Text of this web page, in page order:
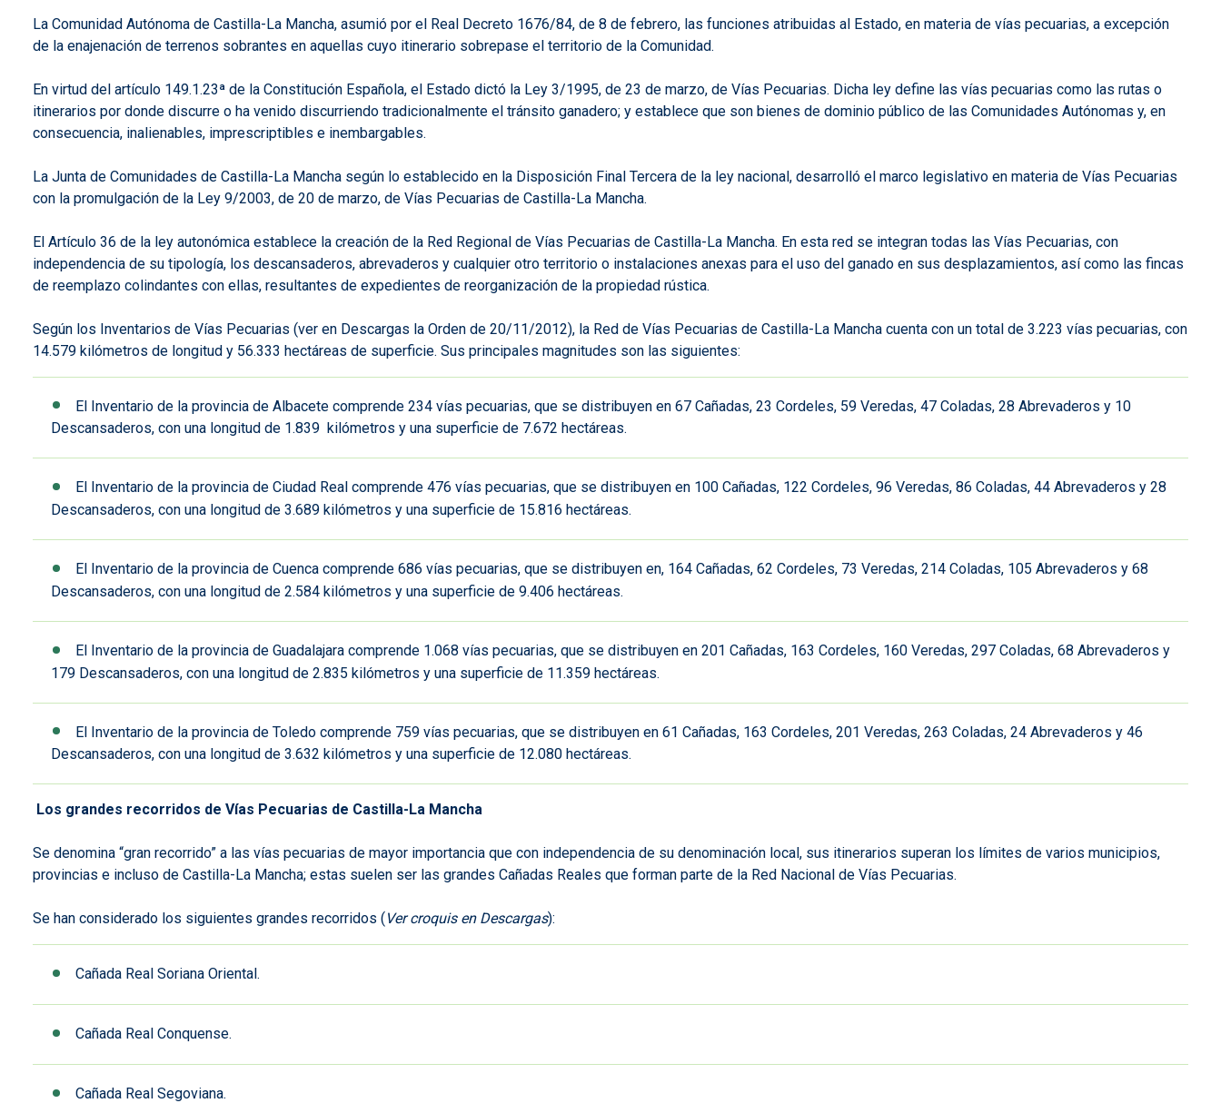
La Comunidad Autónoma de Castilla-La Mancha, asumió por el Real Decreto 1676/84, de 8 de febrero, las funciones atribuidas al Estado, en materia de vías pecuarias, a excepción
de la enajenación de terrenos sobrantes en aquellas cuyo itinerario sobrepase el territorio de la Comunidad.
En virtud del artículo 149.1.23ª de la Constitución Española, el Estado dictó la Ley 3/1995, de 23 de marzo, de Vías Pecuarias. Dicha ley define las vías pecuarias como las rutas o
itinerarios por donde discurre o ha venido discurriendo tradicionalmente el tránsito ganadero; y establece que son bienes de dominio público de las Comunidades Autónomas y, en
consecuencia, inalienables, imprescriptibles e inembargables.
La Junta de Comunidades de Castilla-La Mancha según lo establecido en la Disposición Final Tercera de la ley nacional, desarrolló el marco legislativo en materia de Vías Pecuarias
con la promulgación de la Ley 9/2003, de 20 de marzo, de Vías Pecuarias de Castilla-La Mancha.
El Artículo 36 de la ley autonómica establece la creación de la Red Regional de Vías Pecuarias de Castilla-La Mancha. En esta red se integran todas las Vías Pecuarias, con
independencia de su tipología, los descansaderos, abrevaderos y cualquier otro territorio o instalaciones anexas para el uso del ganado en sus desplazamientos, así como las fincas
de reemplazo colindantes con ellas, resultantes de expedientes de reorganización de la propiedad rústica.
Según los Inventarios de Vías Pecuarias (ver en Descargas la Orden de 20/11/2012), la Red de Vías Pecuarias de Castilla-La Mancha cuenta con un total de 3.223 vías pecuarias, con
14.579 kilómetros de longitud y 56.333 hectáreas de superficie. Sus principales magnitudes son las siguientes:
El Inventario de la provincia de Albacete comprende 234 vías pecuarias, que se distribuyen en 67 Cañadas, 23 Cordeles, 59 Veredas, 47 Coladas, 28 Abrevaderos y 10
Descansaderos, con una longitud de 1.839 kilómetros y una superficie de 7.672 hectáreas.
El Inventario de la provincia de Ciudad Real comprende 476 vías pecuarias, que se distribuyen en 100 Cañadas, 122 Cordeles, 96 Veredas, 86 Coladas, 44 Abrevaderos y 28
Descansaderos, con una longitud de 3.689 kilómetros y una superficie de 15.816 hectáreas.
El Inventario de la provincia de Cuenca comprende 686 vías pecuarias, que se distribuyen en, 164 Cañadas, 62 Cordeles, 73 Veredas, 214 Coladas, 105 Abrevaderos y 68
Descansaderos, con una longitud de 2.584 kilómetros y una superficie de 9.406 hectáreas.
El Inventario de la provincia de Guadalajara comprende 1.068 vías pecuarias, que se distribuyen en 201 Cañadas, 163 Cordeles, 160 Veredas, 297 Coladas, 68 Abrevaderos y
179 Descansaderos, con una longitud de 2.835 kilómetros y una superficie de 11.359 hectáreas.
El Inventario de la provincia de Toledo comprende 759 vías pecuarias, que se distribuyen en 61 Cañadas, 163 Cordeles, 201 Veredas, 263 Coladas, 24 Abrevaderos y 46
Descansaderos, con una longitud de 3.632 kilómetros y una superficie de 12.080 hectáreas.
Los grandes recorridos de Vías Pecuarias de Castilla-La Mancha
Se denomina “gran recorrido” a las vías pecuarias de mayor importancia que con independencia de su denominación local, sus itinerarios superan los límites de varios municipios,
provincias e incluso de Castilla-La Mancha; estas suelen ser las grandes Cañadas Reales que forman parte de la Red Nacional de Vías Pecuarias.
Se han considerado los siguientes grandes recorridos ( Ver croquis en Descargas):
Cañada Real Soriana Oriental.
Cañada Real Conquense.
Cañada Real Segoviana.